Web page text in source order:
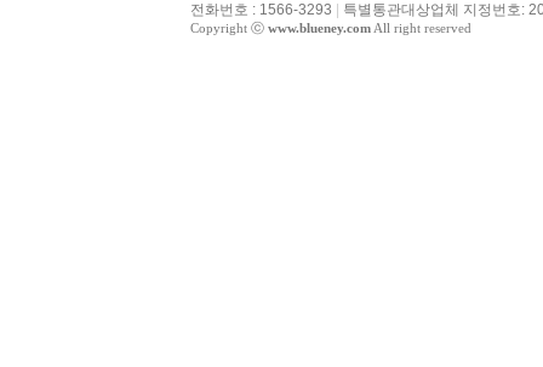
전화번호 : 1566-3293
특별통관대상업체 지정번호:
Copyright ⓒ www.blueney.com All right reserved